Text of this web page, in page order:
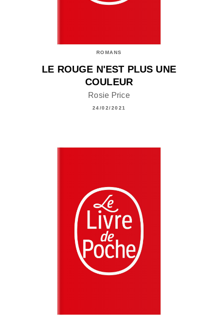
ROMANS
LE ROUGE N'EST PLUS UNE
COULEUR
Rosie Price
24/02/2021